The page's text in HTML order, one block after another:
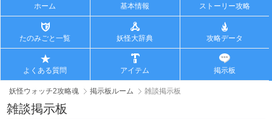
ホーム 基本情報 ストーリー攻略
たのみごと一覧 妖怪大辞典 攻略データ
よくある質問 アイテム 掲示板
妖怪ウォッチ2攻略魂 掲示板ルーム 雑談掲示板
雑談掲示板